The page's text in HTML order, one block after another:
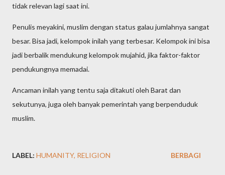
tidak relevan lagi saat ini.
Penulis meyakini, muslim dengan status galau jumlahnya sangat
besar. Bisa jadi, kelompok inilah yang terbesar. Kelompok ini bisa
jadi berbalik mendukung kelompok mujahid, jika faktor-faktor
pendukungnya memadai.
Ancaman inilah yang tentu saja ditakuti oleh Barat dan
sekutunya, juga oleh banyak pemerintah yang berpenduduk
muslim.
LABEL: HUMANITY RELIGION BERBAGI